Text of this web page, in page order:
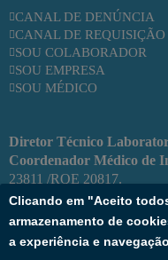
Diretor Técnico
Coordenador Médico de
23811 /RQE 20817.
Responsável Técnica de
BA: 228186
CANAL DE DENÚNCIA
CANAL DE
SOU COLABORADOR
SOU EMPRESA
SOU MÉDICO
Clicando em "Aceito
armazenamento de
a experiência e